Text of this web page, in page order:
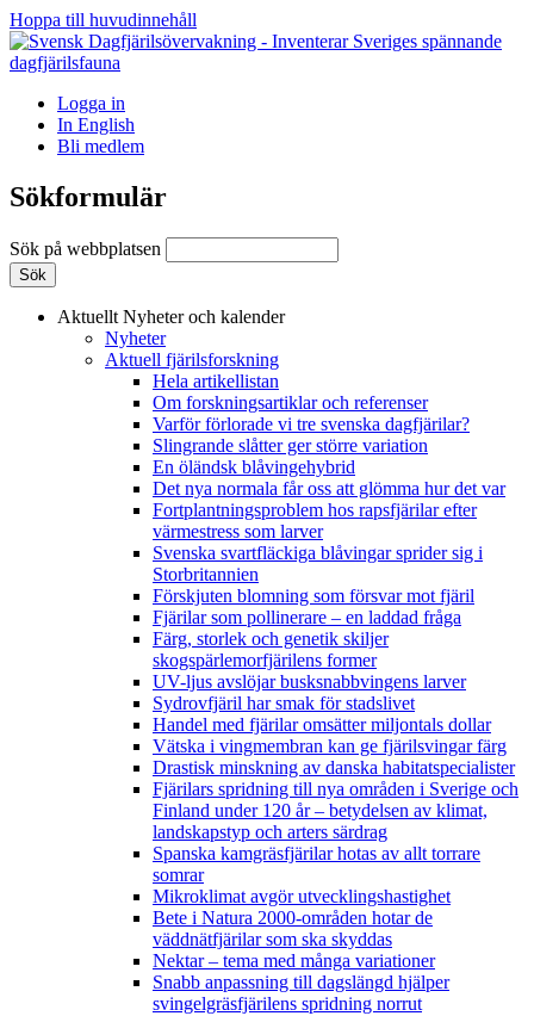
Hoppa till huvudinnehåll
Logga in
In English
Bli medlem
Sökformulär
Sök på webbplatsen
Aktuellt Nyheter och kalender
Nyheter
Aktuell fjärilsforskning
Hela artikellistan
Om forskningsartiklar och referenser
Varför förlorade vi tre svenska dagfjärilar?
Slingrande slåtter ger större variation
En öländsk blåvingehybrid
Det nya normala får oss att glömma hur det var
Fortplantningsproblem hos rapsfjärilar efter
värmestress som larver
Svenska svartfläckiga blåvingar sprider sig i
Storbritannien
Förskjuten blomning som försvar mot fjäril
Fjärilar som pollinerare – en laddad fråga
Färg, storlek och genetik skiljer
skogspärlemorfjärilens former
UV-ljus avslöjar busksnabbvingens larver
Sydrovfjäril har smak för stadslivet
Handel med fjärilar omsätter miljontals dollar
Vätska i vingmembran kan ge fjärilsvingar färg
Drastisk minskning av danska habitatspecialister
Fjärilars spridning till nya områden i Sverige och
Finland under 120 år– betydelsen av klimat,
landskapstyp och arters särdrag
Spanska kamgräsfjärilar hotas av allt torrare
somrar
Mikroklimat avgör utvecklingshastighet
Bete i Natura 2000-områden hotar de
väddnätfjärilar som ska skyddas
Nektar – tema med många variationer
Snabb anpassning till dagslängd hjälper
svingelgräsfjärilens spridning norrut